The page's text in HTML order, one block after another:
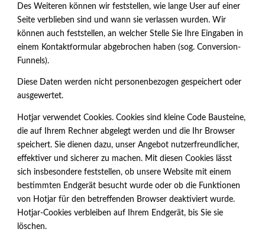
Des Weiteren können wir feststellen, wie lange User auf einer
Seite verblieben sind und wann sie verlassen wurden. Wir
können auch feststellen, an welcher Stelle Sie Ihre Eingaben in
einem Kontaktformular abgebrochen haben (sog. Conversion-
Funnels).
Diese Daten werden nicht personenbezogen gespeichert oder
ausgewertet.
Hotjar verwendet Cookies. Cookies sind kleine Code Bausteine,
die auf Ihrem Rechner abgelegt werden und die Ihr Browser
speichert. Sie dienen dazu, unser Angebot nutzerfreundlicher,
effektiver und sicherer zu machen. Mit diesen Cookies lässt
sich insbesondere feststellen, ob unsere Website mit einem
bestimmten Endgerät besucht wurde oder ob die Funktionen
von Hotjar für den betreffenden Browser deaktiviert wurde.
Hotjar-Cookies verbleiben auf Ihrem Endgerät, bis Sie sie
löschen.